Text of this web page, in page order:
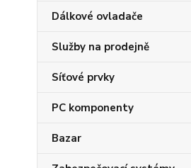
Dálkové ovladače
Služby na prodejně
Síťové prvky
PC komponenty
Bazar